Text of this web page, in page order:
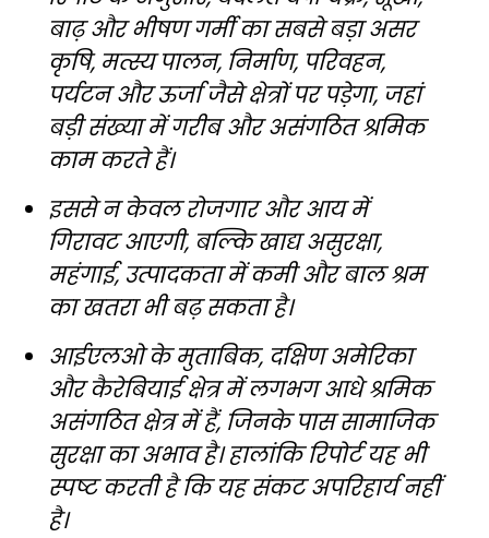
बाढ़ और भीषण गर्मी का सबसे बड़ा असर
कृषि, मत्स्य पालन, निर्माण, परिवहन,
पर्यटन और ऊर्जा जैसे क्षेत्रों पर पड़ेगा, जहां
बड़ी संख्या में गरीब और असंगठित श्रमिक
काम करते हैं।
इससे न केवल रोजगार और आय में
गिरावट आएगी, बल्कि खाद्य असुरक्षा,
महंगाई, उत्पादकता में कमी और बाल श्रम
का खतरा भी बढ़ सकता है।
आईएलओ के मुताबिक, दक्षिण अमेरिका
और कैरेबियाई क्षेत्र में लगभग आधे श्रमिक
असंगठित क्षेत्र में हैं, जिनके पास सामाजिक
सुरक्षा का अभाव है। हालांकि रिपोर्ट यह भी
स्पष्ट करती है कि यह संकट अपरिहार्य नहीं
है।